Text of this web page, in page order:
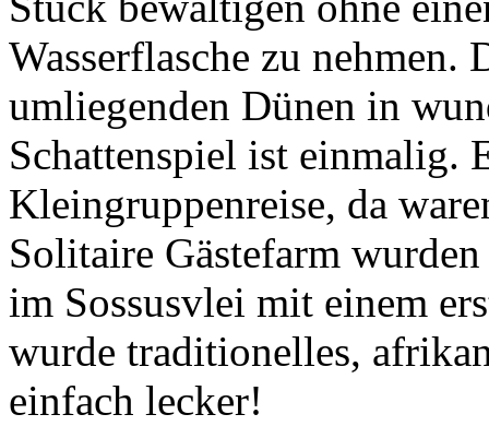
Wasserflasche zu nehmen.
umliegenden Dünen in
Schattenspiel ist einmalig.
Kleingruppenreise, da
Solitaire Gästefarm
im Sossusvlei mit einem
wurde traditionelles,
einfach lecker!